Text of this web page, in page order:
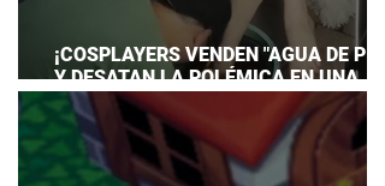
¡COSPLAYERS VENDEN "AGUA DE
Y DESATAN LA POLÉMICA EN UNA
CONVENCIÓN DE ANIME!